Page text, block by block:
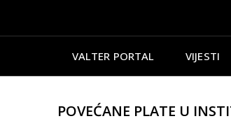
VALTER PORTAL VIJESTI
POVEĆANE PLATE U